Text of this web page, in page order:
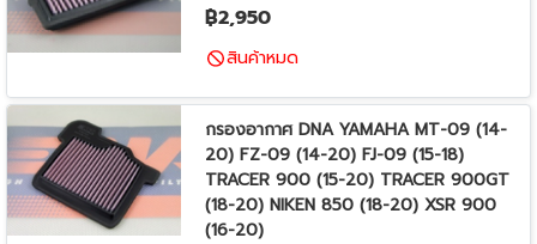
฿2,950
สินค้าหมด
กรองอากาศ DNA YAMAHA MT-09 (14-
20) FZ-09 (14-20) FJ-09 (15-18)
TRACER 900 (15-20) TRACER 900GT
(18-20) NIKEN 850 (18-20) XSR 900
(16-20)